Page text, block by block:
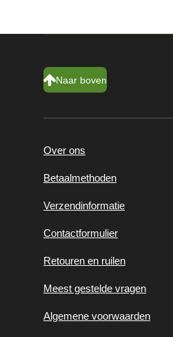
Naar boven
Over ons
Betaalmethoden
Verzendinformatie
Contactformulier
Retouren en ruilen
Meest gestelde vragen
Algemene voorwaarden